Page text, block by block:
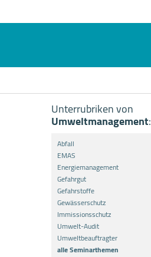
Unterrubriken von
Umweltmanagement:
Abfall
EMAS
Energiemanagement
Gefahrgut
Gefahrstoffe
Gewässerschutz
Immissionsschutz
Umwelt-Audit
Umweltbeauftragter
alle Seminarthemen